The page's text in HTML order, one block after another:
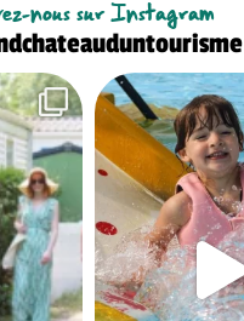
nous sur Instagram